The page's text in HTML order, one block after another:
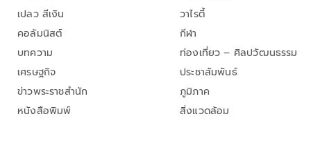
เปลว สีเงิน
คอลัมนิสต์
บทความ
เศรษฐกิจ
ข่าวพระราชสำนัก
หนังสือพิมพ์
วาไรตี้
กีฬา
ท่องเที่ยว – ศิลปวัฒนธรรม
ประชาสัมพันธ์
ภูมิภาค
สิ่งแวดล้อม